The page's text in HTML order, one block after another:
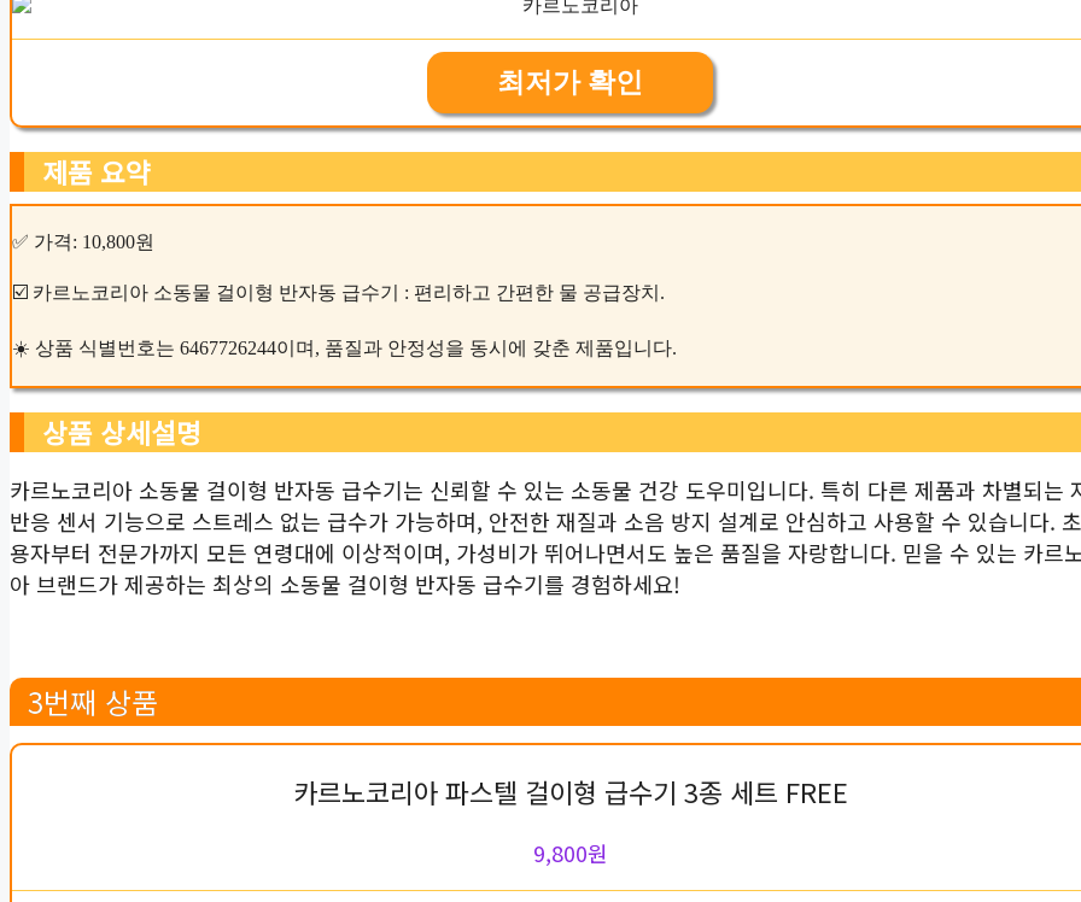
최저가 확인
제품 요약
✅ 가격: 10,800원
☑️ 카르노코리아 소동물 걸이형 반자동 급수기 : 편리하고 간편한 물 공급장치.
☀️ 상품 식별번호는 6467726244이며, 품질과 안정성을 동시에 갖춘 제품입니다.
상품 상세설명
카르노코리아 소동물 걸이형 반자동 급수기는 신뢰할 수 있는 소동물 건강 도우미입니다. 특히 다른 제품과 차별되는
반응 센서 기능으로 스트레스 없는 급수가 가능하며, 안전한 재질과 소음 방지 설계로 안심하고 사용할 수 있습니다.
용자부터 전문가까지 모든 연령대에 이상적이며, 가성비가 뛰어나면서도 높은 품질을 자랑합니다. 믿을 수 있는 카르
아 브랜드가 제공하는 최상의 소동물 걸이형 반자동 급수기를 경험하세요!
3번째 상품
카르노코리아 파스텔 걸이형 급수기 3종 세트 FREE
9,800원